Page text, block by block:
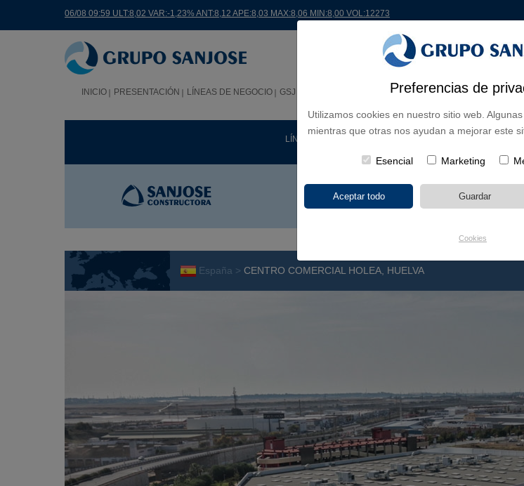
Preferencias de
Utilizamos cookies en nuestro sitio web.
mientras que otras nos ayudan a mejorar este
Esencial Marketing
Cookies
06/08 09:59 ULT:8,02 VAR:-1,23% ANT:8,12 APE:8,03 MAX:8,06 MIN:8,00 VOL:12273
INICIO PRESENTACIÓN LÍNEAS DE NEGOCIO GSJ EN EL MUNDO PROYECTOS ACCIONISTAS E
LÍNEA DE NEGOCIO CONTINENTES
España > CENTRO COMERCIAL HOLEA, HUELVA